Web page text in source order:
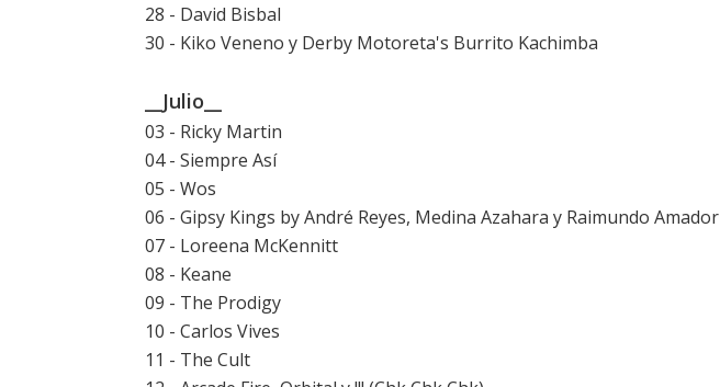
28 - David Bisbal
30 - Kiko Veneno y Derby Motoreta's Burrito Kachimba
__Julio__
03 - Ricky Martin
04 - Siempre Así
05 - Wos
06 - Gipsy Kings by André Reyes, Medina Azahara y Raimundo Amador
07 - Loreena McKennitt
08 - Keane
09 - The Prodigy
10 - Carlos Vives
11 - The Cult